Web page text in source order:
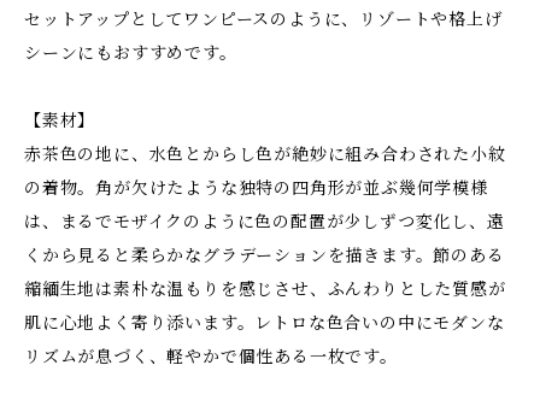
セットアップとしてワンピースのように、リゾートや格上げ
シーンにもおすすめです。
【素材】
赤茶色の地に、水色とからし色が絶妙に組み合わされた小紋
の着物。角が欠けたような独特の四角形が並ぶ幾何学模様
は、まるでモザイクのように色の配置が少しずつ変化し、遠
くから見ると柔らかなグラデーションを描きます。節のある
縮緬生地は素朴な温もりを感じさせ、ふんわりとした質感が
肌に心地よく寄り添います。レトロな色合いの中にモダンな
リズムが息づく、軽やかで個性ある一枚です。